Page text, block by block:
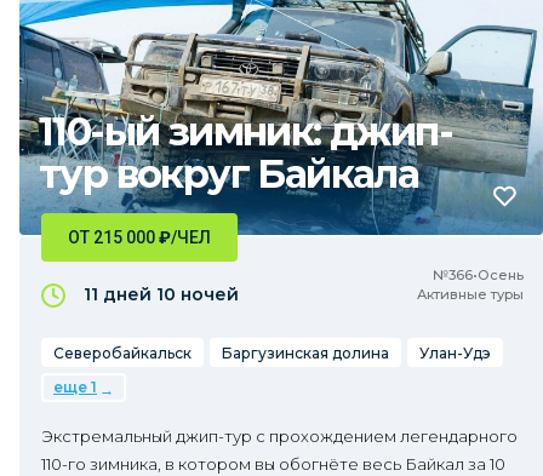
110-ый зимник: джип-
тур вокруг Байкала
№366•Осень
Активные туры
ОТ 215 000₽/ЧЕЛ
11 дней 10 ночей
Северобайкальск Баргузинская долина
Улан-Удэ
еще 1
Экстремальный джип-тур с прохождением легендарного
110-го зимника, в котором вы обогнёте весь Байкал за 10